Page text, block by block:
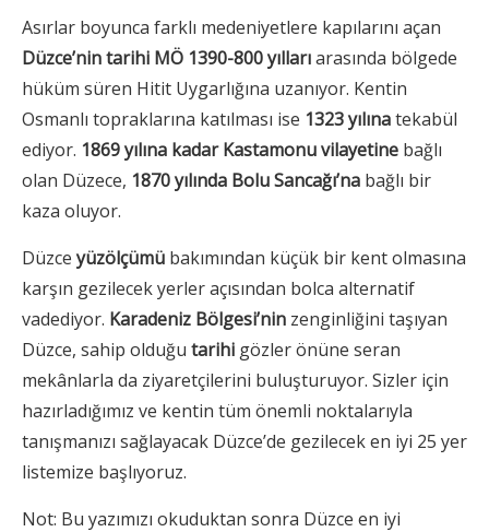
Asırlar boyunca farklı medeniyetlere kapılarını açan
Düzce’nin tarihi MÖ 1390-800 yıllarıarasında bölgede
hüküm süren Hitit Uygarlığına uzanıyor. Kentin
Osmanlı topraklarına katılması ise 1323 yılınatekabül
ediyor. 1869 yılına kadar Kastamonu vilayetine bağlı
olan Düzece, 1870 yılında Bolu Sancağı’na bağlı bir
kaza oluyor.
Düzce yüzölçümü bakımından küçük bir kent olmasına
karşın gezilecek yerler açısından bolca alternatif
vadediyor. Karadeniz Bölgesi’nin zenginliğini taşıyan
Düzce, sahip olduğu tarihi gözler önüne seran
mekânlarla da ziyaretçilerini buluşturuyor. Sizler için
hazırladığımız ve kentin tüm önemli noktalarıyla
tanışmanızı sağlayacak Düzce’de gezilecek en iyi 25 yer
listemize başlıyoruz.
Not: Bu yazımızı okuduktan sonra Düzce en iyi